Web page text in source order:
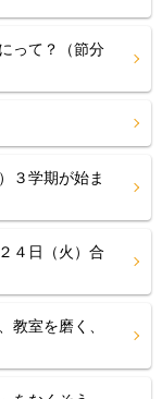
って？（節分
３学期が始ま
４日（火）合
室を磨く、